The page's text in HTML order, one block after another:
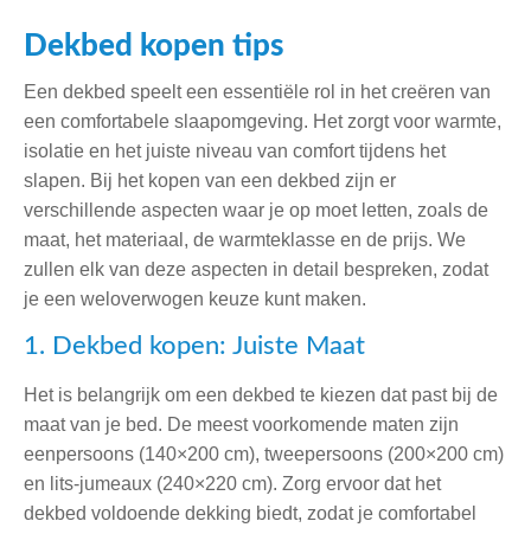
Dekbed kopen tips
Een dekbed speelt een essentiële rol in het creëren van
een comfortabele slaapomgeving. Het zorgt voor warmte,
isolatie en het juiste niveau van comfort tijdens het
slapen. Bij het kopen van een dekbed zijn er
verschillende aspecten waar je op moet letten, zoals de
maat, het materiaal, de warmteklasse en de prijs. We
zullen elk van deze aspecten in detail bespreken, zodat
je een weloverwogen keuze kunt maken.
1. Dekbed kopen: Juiste Maat
Het is belangrijk om een dekbed te kiezen dat past bij de
maat van je bed. De meest voorkomende maten zijn
eenpersoons (140×200 cm), tweepersoons (200×200 cm)
en lits-jumeaux (240×220 cm). Zorg ervoor dat het
dekbed voldoende dekking biedt, zodat je comfortabel